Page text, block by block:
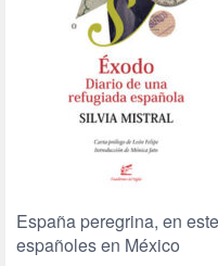
España peregrina, en
españoles en México